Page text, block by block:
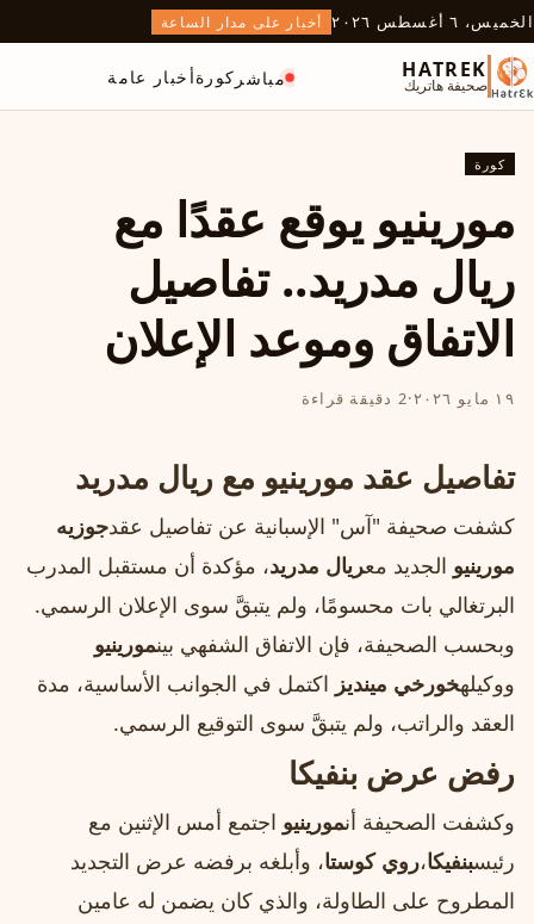
الخميس، ٦ أغسطس ٢٠٢٦ أخبار على مدار الساعة
HATREK
صحيفة هاتريك مباشر كورةأخبار عامة
كورة
مورينيو يوقع عقدًا مع
ريال مدريد.. تفاصيل
الاتفاق وموعد الإعلان
١٩ مايو ٢٠٢٦ ·2 دقيقة قراءة
تفاصيل عقد مورينيو مع ريال مدريد
كشفت صحيفة "آس" الإسبانية عن تفاصيل عقدجوزيه
مورينيو الجديد معريال مدريد، مؤكدة أن مستقبل المدرب
البرتغالي بات محسومًا، ولم يتبقَّ سوى الإعلان الرسمي.
وبحسب الصحيفة، فإن الاتفاق الشفهي بينمورينيو
ووكيلهخورخي مينديز اكتمل في الجوانب الأساسية، مدة
العقد والراتب، ولم يتبقَّ سوى التوقيع الرسمي.
رفض عرض بنفيكا
وكشفت الصحيفة أنمورينيو اجتمع أمس الإثنين مع
رئيسبنفيكا،روي كوستا، وأبلغه برفضه عرض التجديد
المطروح على الطاولة، والذي كان يضمن له عامين